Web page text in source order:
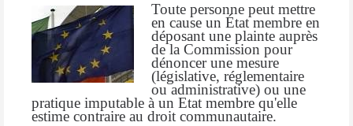
Toute personne peut mettre
en cause un État membre en
déposant une plainte auprès
de la Commission pour
dénoncer une mesure
(législative, réglementaire
ou administrative) ou une
pratique imputable à un Etat membre qu'elle
estime contraire au droit communautaire.